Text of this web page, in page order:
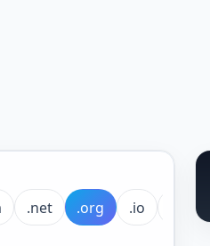
.net .org .io